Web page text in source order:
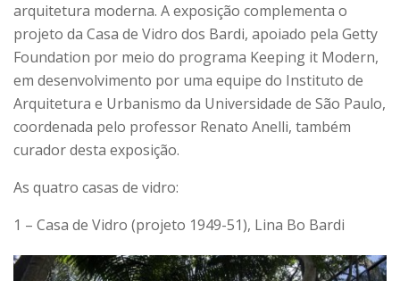
arquitetura moderna. A exposição complementa o
projeto da Casa de Vidro dos Bardi, apoiado pela Getty
Foundation por meio do programa Keeping it Modern,
em desenvolvimento por uma equipe do Instituto de
Arquitetura e Urbanismo da Universidade de São Paulo,
coordenada pelo professor Renato Anelli, também
curador desta exposição.
As quatro casas de vidro:
1 – Casa de Vidro (projeto 1949-51), Lina Bo Bardi